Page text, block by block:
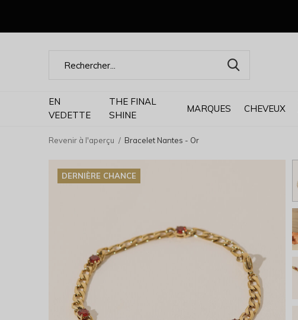
EN
VEDETTE
THE FINAL
SHINE
MARQUES CHEVEUX
Revenir à l'aperçu Bracelet Nantes - Or
DERNIÈRE CHANCE